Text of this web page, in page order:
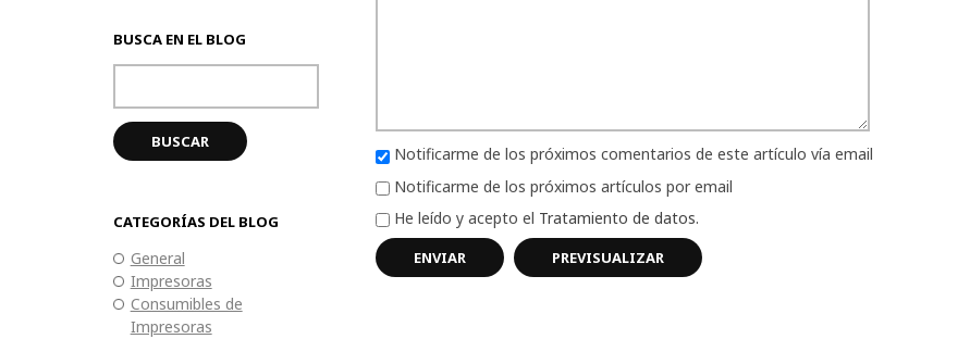
BUSCA EN EL BLOG
CATEGORÍAS DEL BLOG
General
Impresoras
Consumibles de
Impresoras
Notificarme de los próximos comentarios de este artículo vía email
Notificarme de los próximos artículos por email
He leído y acepto el Tratamiento de datos.